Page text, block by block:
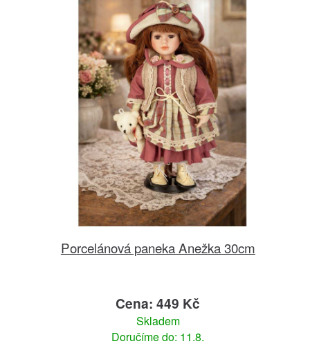
Porcelánová paneka Anežka 30cm
Cena: 449 Kč
Skladem
Doručíme do: 11.8.